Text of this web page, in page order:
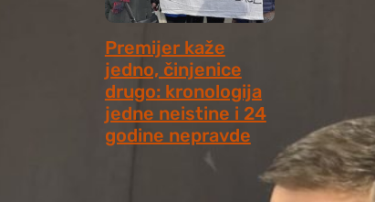
Premijer kaže
jedno, činjenice
drugo: kronologija
jedne neistine i 24
godine nepravde